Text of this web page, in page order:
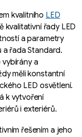
kvalitního LED
kvalitativní řady LED
a parametry
a řada Standard.
a
měli konstantní
LED osvětlení.
k vytvoření
i exteriérů.
řešením a jeho